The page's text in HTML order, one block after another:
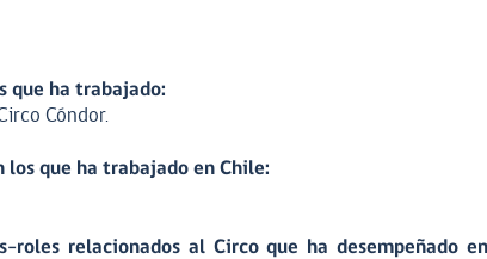
que ha trabajado:
Cóndor.
los que ha trabajado en Chile:
roles relacionados al Circo que ha desempeñado